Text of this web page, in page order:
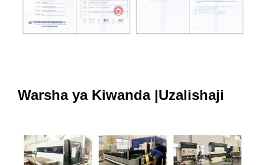
Warsha ya Kiwanda |Uzalishaji